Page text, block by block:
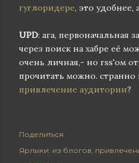
гуглоридере, это удобнее,
UPD: ага, первоначальная
через поиск на хабре её
очень личная,- но rss'ом
прочитать можно. странно
привлечение аудитории?
Поделиться
Ярлыки: из блогов